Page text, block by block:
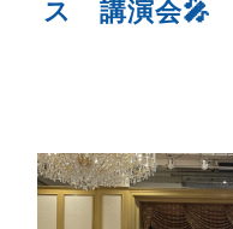
ス 講演会🎤